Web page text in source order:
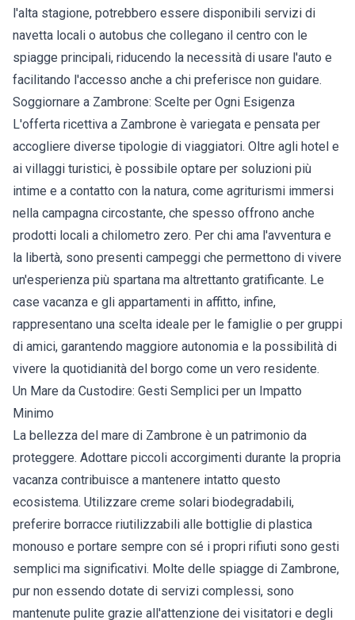
l'alta stagione, potrebbero essere disponibili servizi di
navetta locali o autobus che collegano il centro con le
spiagge principali, riducendo la necessità di usare l'auto e
facilitando l'accesso anche a chi preferisce non guidare.
Soggiornare a Zambrone: Scelte per Ogni Esigenza
L'offerta ricettiva a Zambrone è variegata e pensata per
accogliere diverse tipologie di viaggiatori. Oltre agli hotel e
ai villaggi turistici, è possibile optare per soluzioni più
intime e a contatto con la natura, come agriturismi immersi
nella campagna circostante, che spesso offrono anche
prodotti locali a chilometro zero. Per chi ama l'avventura e
la libertà, sono presenti campeggi che permettono di vivere
un'esperienza più spartana ma altrettanto gratificante. Le
case vacanza e gli appartamenti in affitto, infine,
rappresentano una scelta ideale per le famiglie o per gruppi
di amici, garantendo maggiore autonomia e la possibilità di
vivere la quotidianità del borgo come un vero residente.
Un Mare da Custodire: Gesti Semplici per un Impatto
Minimo
La bellezza del mare di Zambrone è un patrimonio da
proteggere. Adottare piccoli accorgimenti durante la propria
vacanza contribuisce a mantenere intatto questo
ecosistema. Utilizzare creme solari biodegradabili,
preferire borracce riutilizzabili alle bottiglie di plastica
monouso e portare sempre con sé i propri rifiuti sono gesti
semplici ma significativi. Molte delle spiagge di Zambrone,
pur non essendo dotate di servizi complessi, sono
mantenute pulite grazie all'attenzione dei visitatori e degli